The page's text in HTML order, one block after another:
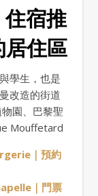
住宿推
居住區
學生，也是
改造的街道
園、巴黎聖
Mouffetard
｜預約
｜門票